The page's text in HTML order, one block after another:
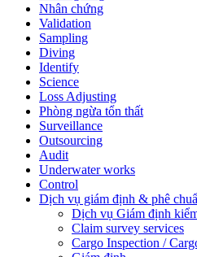
Nhân chứng
Validation
Sampling
Diving
Identify
Science
Loss Adjusting
Phòng ngừa tổn thất
Surveillance
Outsourcing
Audit
Underwater works
Control
Dịch vụ giám định & phê
Dịch vụ Giám định
Claim survey services
Cargo Inspection /